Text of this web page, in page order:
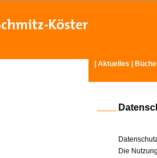
Aktuelles
Die